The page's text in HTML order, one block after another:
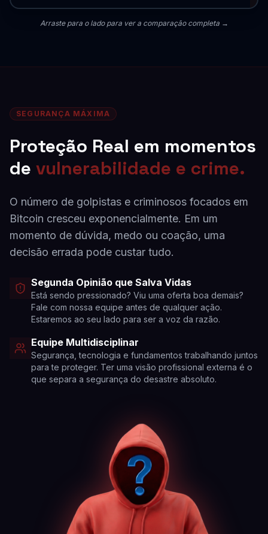
Arraste para o lado para ver a comparação completa →
SEGURANÇA MÁXIMA
Proteção Real em momentos
de vulnerabilidade e crime.
O número de golpistas e criminosos focados em
Bitcoin cresceu exponencialmente. Em um
momento de dúvida, medo ou coação, uma
decisão errada pode custar tudo.
Segunda Opinião que Salva Vidas
Está sendo pressionado? Viu uma oferta boa demais?
Fale com nossa equipe antes de qualquer ação.
Estaremos ao seu lado para ser a voz da razão.
Equipe Multidisciplinar
Segurança, tecnologia e fundamentos trabalhando juntos
para te proteger. Ter uma visão profissional externa é o
que separa a segurança do desastre absoluto.